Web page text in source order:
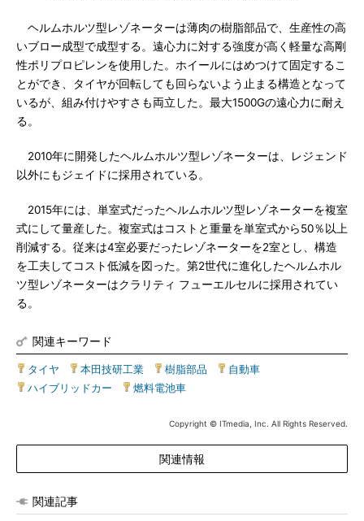
ヘルムホルツ型レゾネーターは薄肉の樹脂部品で、生産性の高
いブロー成型で成型する。遠心力に対する強度が高く軽量な高剛
性ポリプロピレンを使用した。ホイールにはめつけて固定するこ
とができ、タイヤが回転しても回らないよう止まる構造となって
いるが、組み付けやすさも両立した。最大1500Gの遠心力に耐え
る。
2010年に開発したヘルムホルツ型レゾネーターは、レジェンド
以外にもジェイドに採用されている。
2015年には、単室式だったヘルムホルツ型レゾネーターを複室
式にして量産した。複室式はコストと重量を単室式から50％以上
削減する。従来は4室必要だったレゾネーターを2室とし、構造
を工夫してコスト低減を図った。第2世代に進化したヘルムホル
ツ型レゾネーターはクラリティ フューエルセルに採用されてい
る。
関連キーワード
タイヤ 本田技研工業 樹脂部品 自動車
ハイブリッドカー
燃料電池車
Copyright © ITmedia, Inc. All Rights Reserved.
関連情報
関連記事